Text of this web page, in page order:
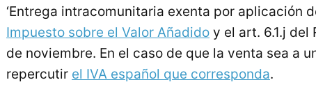
‘Entrega intracomunitaria exenta por aplicación
Impuesto sobre el Valor Añadido y el art. 6.1.j del
de noviembre. En el caso de que la venta sea a
repercutir el IVA español que corresponda.